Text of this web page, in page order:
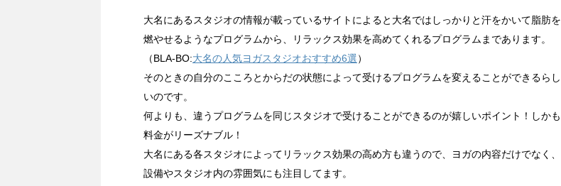
大名にあるスタジオの情報が載っているサイトによると大名ではしっかりと汗をかいて脂肪を
燃やせるようなプログラムから、リラックス効果を高めてくれるプログラムまであります。
（BLA-BO:大名の人気ヨガスタジオおすすめ6選）
そのときの自分のこころとからだの状態によって受けるプログラムを変えることができるらし
いのです。
何よりも、違うプログラムを同じスタジオで受けることができるのが嬉しいポイント！しかも
料金がリーズナブル！
大名にある各スタジオによってリラックス効果の高め方も違うので、ヨガの内容だけでなく、
設備やスタジオ内の雰囲気にも注目してます。